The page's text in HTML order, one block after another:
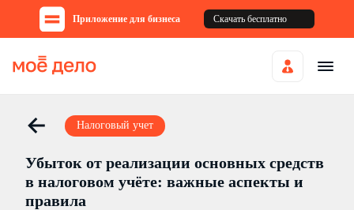
Приложение для бизнеса Скачать бесплатно
Налоговый учет
Убыток от реализации основных средств
в налоговом учёте: важные аспекты и
правила